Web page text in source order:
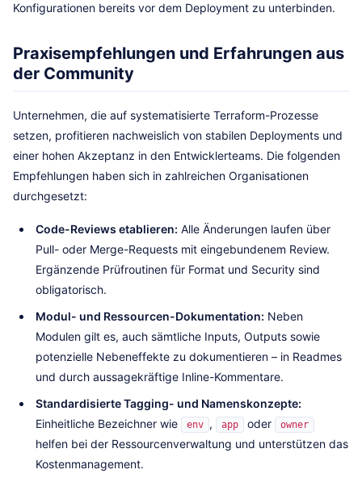
Konfigurationen bereits vor dem Deployment zu unterbinden.
Praxisempfehlungen und Erfahrungen aus
der Community
Unternehmen, die auf systematisierte Terraform-Prozesse
setzen, profitieren nachweislich von stabilen Deployments und
einer hohen Akzeptanz in den Entwicklerteams. Die folgenden
Empfehlungen haben sich in zahlreichen Organisationen
durchgesetzt:
Code-Reviews etablieren: Alle Änderungen laufen über
Pull- oder Merge-Requests mit eingebundenem Review.
Ergänzende Prüfroutinen für Format und Security sind
obligatorisch.
Modul- und Ressourcen-Dokumentation: Neben
Modulen gilt es, auch sämtliche Inputs, Outputs sowie
potenzielle Nebeneffekte zu dokumentieren – in Readmes
und durch aussagekräftige Inline-Kommentare.
Standardisierte Tagging- und Namenskonzepte:
Einheitliche Bezeichner wie
env , app oder owner
helfen bei der Ressourcenverwaltung und unterstützen das
Kostenmanagement.